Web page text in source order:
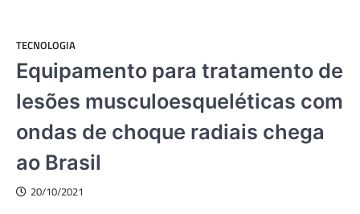
TECNOLOGIA
Equipamento para tratamento de
lesões musculoesqueléticas com
ondas de choque radiais chega
ao Brasil
20/10/2021